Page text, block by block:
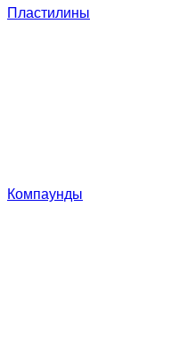
Пластилины
Компаунды